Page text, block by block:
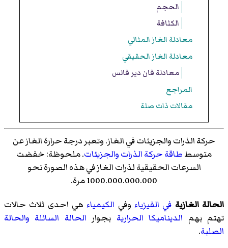
الحجم
الكثافة
معادلة الغاز المثالي
معادلة الغاز الحقيقي
معادلة فان دير فالس
المراجع
مقالات ذات صلة
حركة الذرات والجزيئات في الغاز. وتعبر درجة حرارة الغاز عن
متوسططاقة حركةالذراتوالجزيئات. ملحوظة: خفضت
السرعات الحقيقية لذرات الغاز في هذه الصورة نحو
1000.000.000.000 مرة.
الحالة الغازية في الفيزياء وفي الكيمياء هي احدى ثلاث حالات
تهتم بهم الديناميكا الحرارية بجوار الحالة السائلة والحالة
الصلبة.